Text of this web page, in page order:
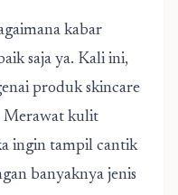
kabar
saja ya. Kali ini,
produk skincare
Merawat kulit
ingin tampil cantik
banyaknya jenis